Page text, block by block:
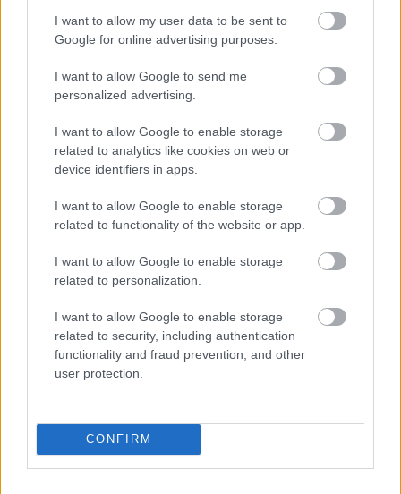
I want to allow my user data to be sent to
Google for online advertising purposes.
I want to allow Google to send me
personalized advertising.
I want to allow Google to enable storage
related to analytics like cookies on web or
device identifiers in apps.
I want to allow Google to enable storage
related to functionality of the website or app.
I want to allow Google to enable storage
related to personalization.
I want to allow Google to enable storage
related to security, including authentication
functionality and fraud prevention, and other
user protection.
CONFIRM
Κουστούμια: Ρένα Σανταμούρη
Μουσική Επιμέλεια & Ηχητικός Σχεδιασμός:
Παίζουν:
Λάζαρος Αναστασιάδης - Ιππόλυτος
Θέατρο Δρόμος
Αγίου Μελετίου 25 και Κυκλάδων, Κυψέλη,
τηλ.: 210 8818906
Τιμές εισιτηρίων
Φοιτητικό, ανέργων, πολυτέκνων, ΑμεΑ, 65+
Εισιτήριο Αφιερώματος: 35 € Ενιαίο εισιτήριο